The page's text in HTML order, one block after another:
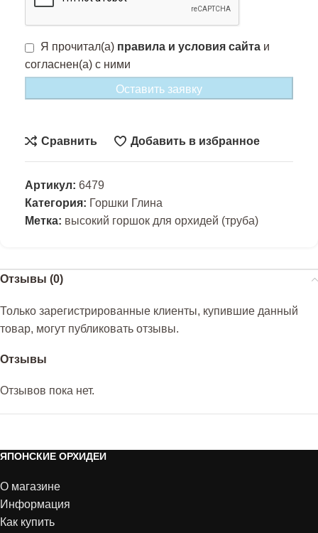
Я прочитал(а) правила и условия сайта и
согласнен(а) с ними
Оставить заявку
Сравнить Добавить в избранное
Артикул: 6479
Категория: Горшки Глина
Метка: высокий горшок для орхидей (труба)
Отзывы (0)
Отзывы
Отзывов пока нет.
Только зарегистрированные клиенты, купившие данный
товар, могут публиковать отзывы.
ЯПОНСКИЕ ОРХИДЕИ
О магазине
Информация
Как купить